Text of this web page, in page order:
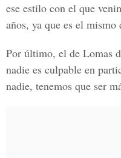
ese estilo con el que
años, ya que es el mismo
Por último, el de Lomas
nadie es culpable en
nadie, tenemos que ser